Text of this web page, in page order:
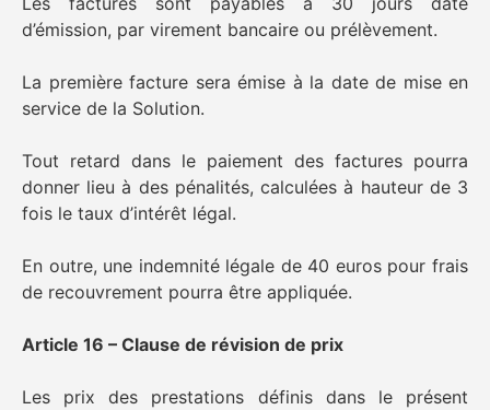
d’émission, par virement bancaire ou prélèvement.
La première facture sera émise à la date de mise en
service de la Solution.
Tout retard dans le paiement des factures pourra
donner lieu à des pénalités, calculées à hauteur de 3
fois le taux d’intérêt légal.
En outre, une indemnité légale de 40 euros pour frais
de recouvrement pourra être appliquée.
Article 16 – Clause de révision de prix
Les prix des prestations définis dans le présent